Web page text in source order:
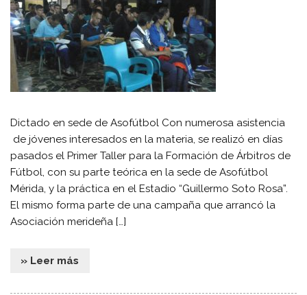
Dictado en sede de Asofútbol Con numerosa asistencia
de jóvenes interesados en la materia, se realizó en días
pasados el Primer Taller para la Formación de Árbitros de
Fútbol, con su parte teórica en la sede de Asofútbol
Mérida, y la práctica en el Estadio “Guillermo Soto Rosa”.
El mismo forma parte de una campaña que arrancó la
Asociación merideña […]
» Leer más